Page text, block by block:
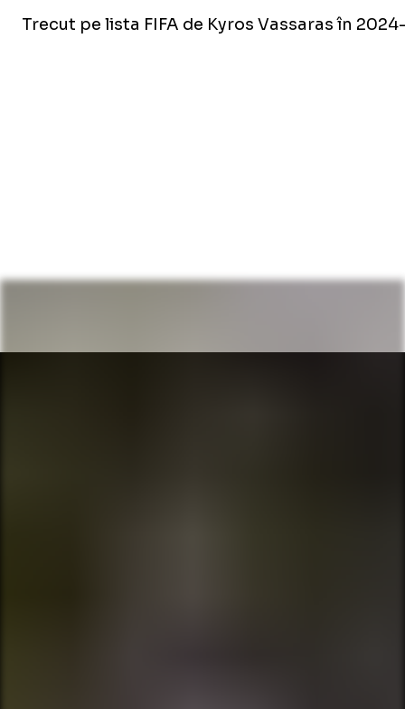
Trecut pe lista FIFA de Kyros Vassaras în